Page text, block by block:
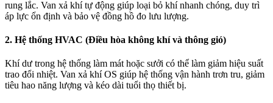
rung lắc. Van xả khí tự động giúp loại bỏ khí nhanh chóng, duy trì
áp lực ổn định và bảo vệ đồng hồ đo lưu lượng.
2. Hệ thống HVAC (Điều hòa không khí và thông gió)
Khí dư trong hệ thống làm mát hoặc sưởi có thể làm giảm hiệu suất
trao đổi nhiệt. Van xả khí OS giúp hệ thống vận hành trơn tru, giảm
tiêu hao năng lượng và kéo dài tuổi thọ thiết bị.